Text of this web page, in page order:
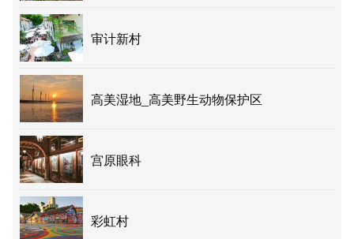
审计新村
高美湿地_高美野生动物保护区
宫原眼科
彩虹村